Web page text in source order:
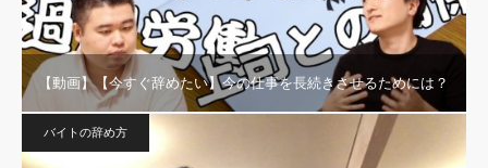
【動画】【今すぐ辞めたい】今の仕事を長続きさせるためには？
バイトの辞め方